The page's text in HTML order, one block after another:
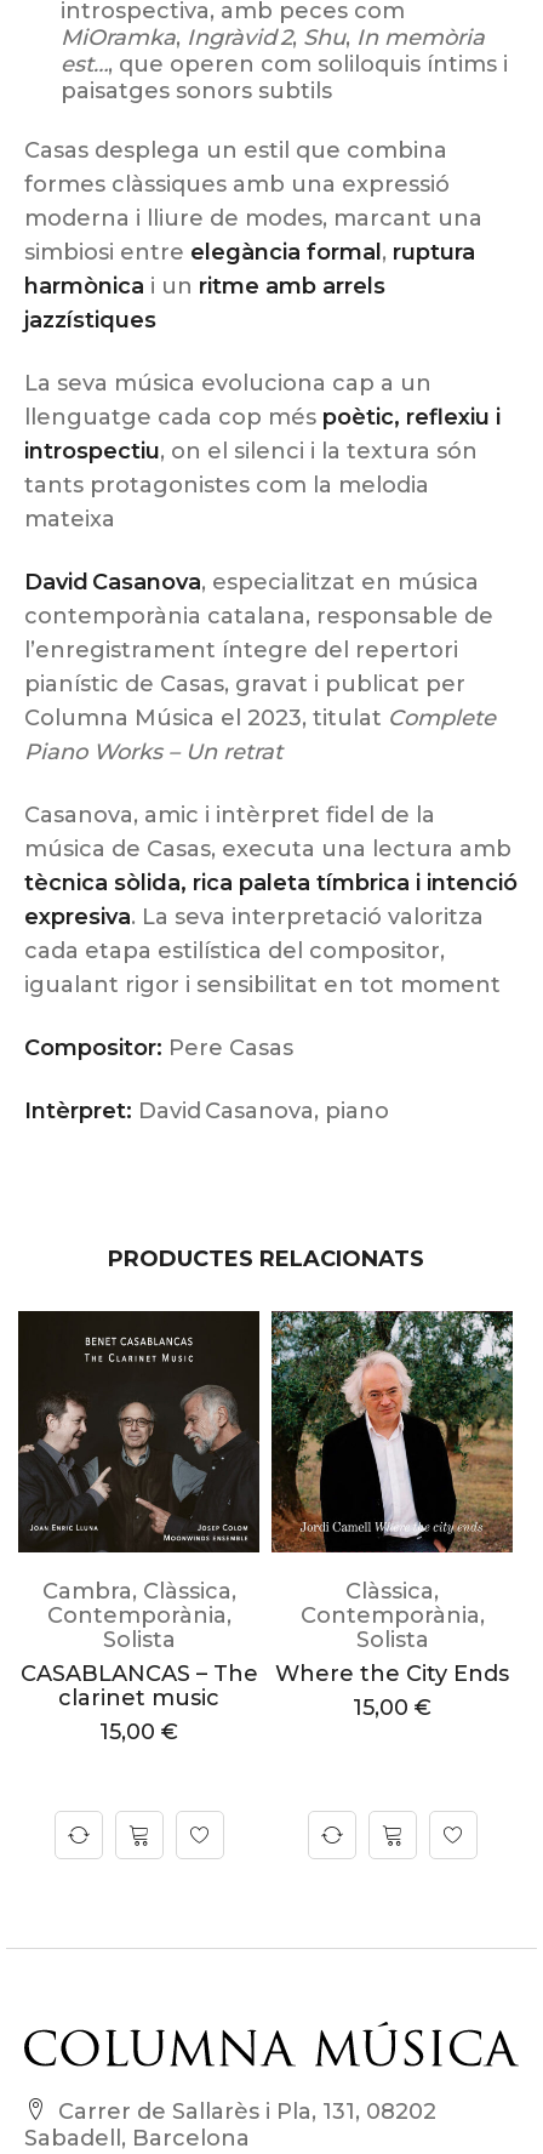
introspectiva, amb peces com
MiOramka, Ingràvid 2, Shu, In memòria
est…, que operen com soliloquis íntims i
paisatges sonors subtils
Casas desplega un estil que combina
formes clàssiques amb una expressió
moderna i lliure de modes, marcant una
simbiosi entre elegància formal , ruptura
harmònica i un ritme amb arrels
jazzístiques
La seva música evoluciona cap a un
llenguatge cada cop més poètic, reflexiu i
introspectiu, on el silenci i la textura són
tants protagonistes com la melodia
mateixa
David Casanova, especialitzat en música
contemporània catalana, responsable de
l’enregistrament íntegre del repertori
pianístic de Casas, gravat i publicat per
Columna Música el 2023, titulat Complete
Piano Works – Un retrat
Casanova, amic i intèrpret fidel de la
música de Casas, executa una lectura amb
tècnica sòlida, rica paleta tímbrica i intenció
expresiva. La seva interpretació valoritza
cada etapa estilística del compositor,
igualant rigor i sensibilitat en tot moment
Compositor: Pere Casas
Intèrpret: David Casanova, piano
PRODUCTES RELACIONATS
Cambra, Clàssica,
Contemporània,
Solista
CASABLANCAS – The
clarinet music
15,00 €
Clàssica,
Contemporània,
Solista
Where the City Ends
15,00 €
Carrer de Sallarès i Pla, 131, 08202
Sabadell, Barcelona